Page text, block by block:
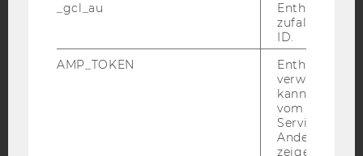
ACCREDITED BY:
_gcl_au
Enthält eine
ID.
AMP_TOKEN
Enthält ein
verwendet
kann, um
vom AMP-
Service
Andere
zeigen Opt-